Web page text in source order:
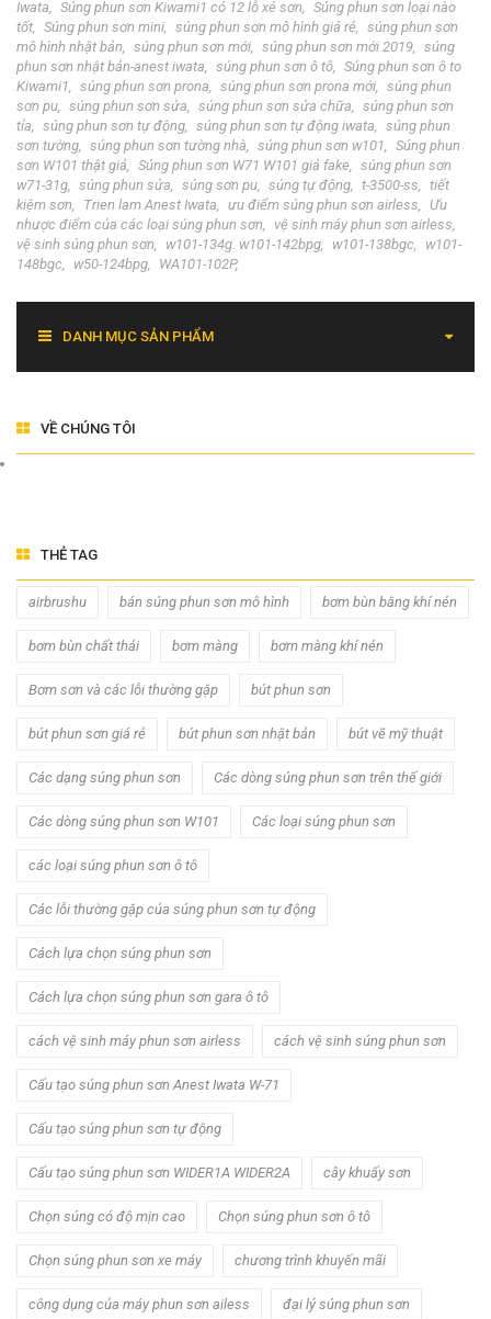
Iwata Súng phun sơn Kiwami1 có 12 lỗ xé sơn
Súng phun sơn loại nào
tốt
Súng phun sơn mini súng phun sơn mô hình giá rẻ
súng phun sơn
mô hình nhật bản
súng phun sơn mới súng phun sơn mới 2019
súng
phun sơn nhật bản-anest iwata
súng phun sơn ô tô
Súng phun sơn ô to
Kiwami1
súng phun sơn prona súng phun sơn prona mới
súng phun
sơn pu
súng phun sơn sửa súng phun sơn sửa chữa
súng phun sơn
tỉa
súng phun sơn tự động súng phun sơn tự động iwata
súng phun
sơn tường
súng phun sơn tường nhà súng phun sơn w101
Súng phun
sơn W101 thật giả
Súng phun sơn W71 W101 giả fake
súng phun sơn
w71-31g
súng phun sửa súng sơn pu súng tự động t-3500-ss
tiết
kiệm sơn
Trien lam Anest Iwata ưu điểm súng phun sơn airless
Ưu
nhược điểm của các loại súng phun sơn
vệ sinh máy phun sơn airless
vệ sinh súng phun sơn
w101-134g. w101-142bpg w101-138bgc
w101-
148bgc
w50-124bpg WA101-102P
DANH MỤC SẢN PHẨM
VỀ CHÚNG TÔI
THẺ TAG
airbrushu bán súng phun sơn mô hình bơm bùn bằng khí nén
bơm bùn chất thải bơm màng bơm màng khí nén
Bơm sơn và các lỗi thường gặp bút phun sơn
bút phun sơn giá rẻ bút phun sơn nhật bản bút vẽ mỹ thuật
Các dạng súng phun sơn Các dòng súng phun sơn trên thế giới
Các dòng súng phun sơn W101 Các loại súng phun sơn
các loại súng phun sơn ô tô
Các lỗi thường gặp của súng phun sơn tự động
Cách lựa chọn súng phun sơn
Cách lựa chọn súng phun sơn gara ô tô
cách vệ sinh máy phun sơn airless cách vệ sinh súng phun sơn
Cấu tạo súng phun sơn Anest Iwata W-71
Cấu tạo súng phun sơn tự động
Cấu tạo súng phun sơn WIDER1A WIDER2A cây khuấy sơn
Chọn súng có độ mịn cao Chọn súng phun sơn ô tô
Chọn súng phun sơn xe máy chương trình khuyến mãi
công dụng của máy phun sơn ailess đại lý súng phun sơn